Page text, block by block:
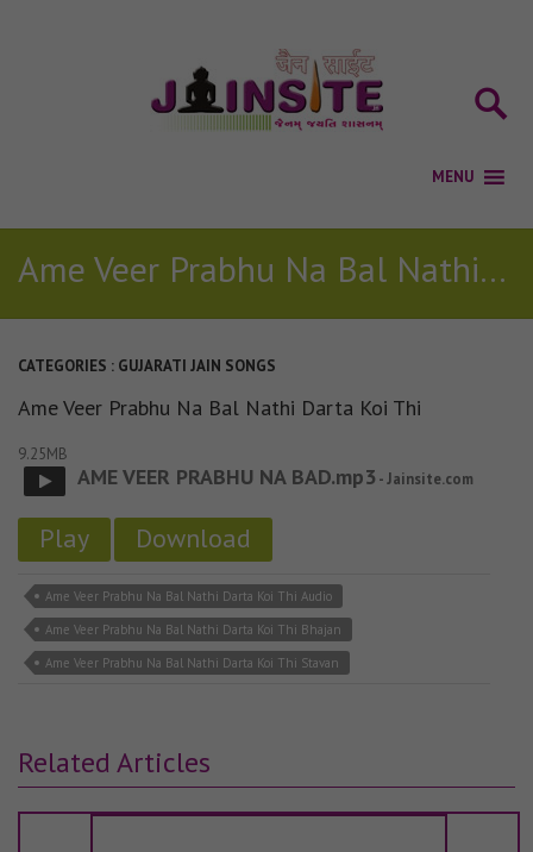
Ame Veer Prabhu Na Bal Nathi Darta Koi Thi
CATEGORIES : GUJARATI JAIN SONGS
Ame Veer Prabhu Na Bal Nathi Darta Koi Thi
9.25MB
AME VEER PRABHU NA BAD.mp3 - Jainsite.com
Play Download
Ame Veer Prabhu Na Bal Nathi Darta Koi Thi Audio
Ame Veer Prabhu Na Bal Nathi Darta Koi Thi Bhajan
Ame Veer Prabhu Na Bal Nathi Darta Koi Thi Stavan
Related Articles